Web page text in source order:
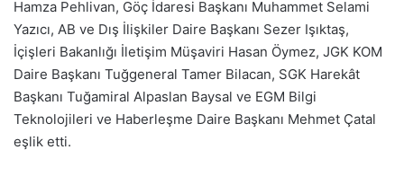
Hamza Pehlivan, Göç İdaresi Başkanı Muhammet Selami
Yazıcı, AB ve Dış İlişkiler Daire Başkanı Sezer Işıktaş,
İçişleri Bakanlığı İletişim Müşaviri Hasan Öymez, JGK KOM
Daire Başkanı Tuğgeneral Tamer Bilacan, SGK Harekât
Başkanı Tuğamiral Alpaslan Baysal ve EGM Bilgi
Teknolojileri ve Haberleşme Daire Başkanı Mehmet Çatal
eşlik etti.